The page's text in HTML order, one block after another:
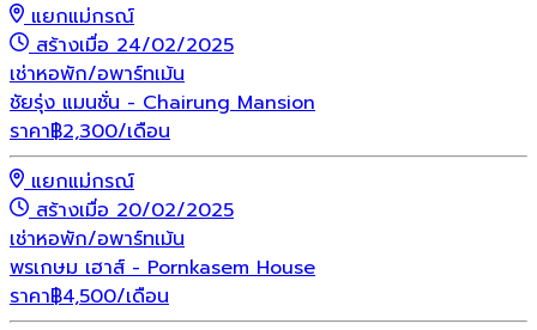
แยกแม่กรณ์
สร้างเมื่อ 24/02/2025
เช่าหอพัก/อพาร์ทเม้น
ชัยรุ่ง แมนชั่น - Chairung Mansion
ราคา฿2,300/เดือน
แยกแม่กรณ์
สร้างเมื่อ 20/02/2025
เช่าหอพัก/อพาร์ทเม้น
พรเกษม เฮาส์ - Pornkasem House
ราคา฿4,500/เดือน